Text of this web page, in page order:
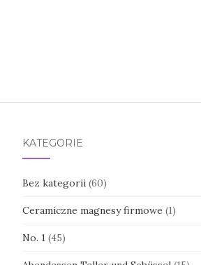
KATEGORIE
Bez kategorii (60)
Ceramiczne magnesy firmowe (1)
No. 1 (45)